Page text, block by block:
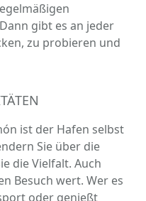
gibt es an jeder
zu probieren und
ist der Hafen selbst
Sie über die
die Vielfalt. Auch
Besuch wert. Wer es
oder genießt